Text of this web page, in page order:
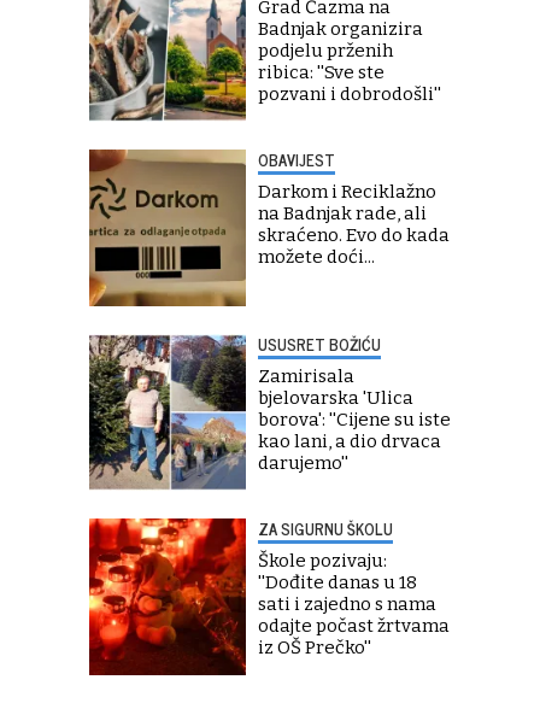
Grad Čazma na
Badnjak organizira
podjelu prženih
ribica: ''Sve ste
pozvani i dobrodošli''
OBAVIJEST
Darkom i Reciklažno
na Badnjak rade, ali
skraćeno. Evo do kada
možete doći...
USUSRET BOŽIĆU
Zamirisala
bjelovarska 'Ulica
borova': ''Cijene su iste
kao lani, a dio drvaca
darujemo''
ZA SIGURNU ŠKOLU
Škole pozivaju:
''Dođite danas u 18
sati i zajedno s nama
odajte počast žrtvama
iz OŠ Prečko''